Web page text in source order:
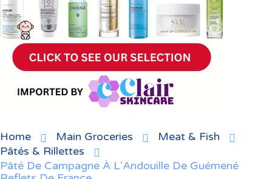
Home Main Groceries
Meat & Fish
Pâtés & Rillettes
Pâté De Campagne À L'Andouille De Guémené